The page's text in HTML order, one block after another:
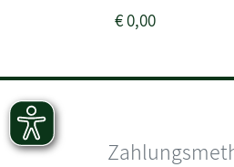
€0,00